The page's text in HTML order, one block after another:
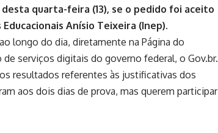
quarta-feira (13), se o pedido foi aceito
Anísio Teixeira (Inep).
longo do dia, diretamente na Página do
serviços digitais do governo federal, o Gov.br.
resultados referentes às justificativas dos
aos dois dias de prova, mas querem participar